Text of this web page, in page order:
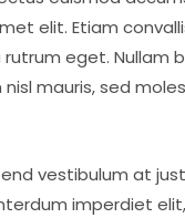
elit. Etiam
eget. Nullam
mauris, sed
vestibulum at
imperdiet